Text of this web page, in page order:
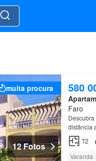
muita procura
12 Fotos
580
Faro
distância
T2
Varanda